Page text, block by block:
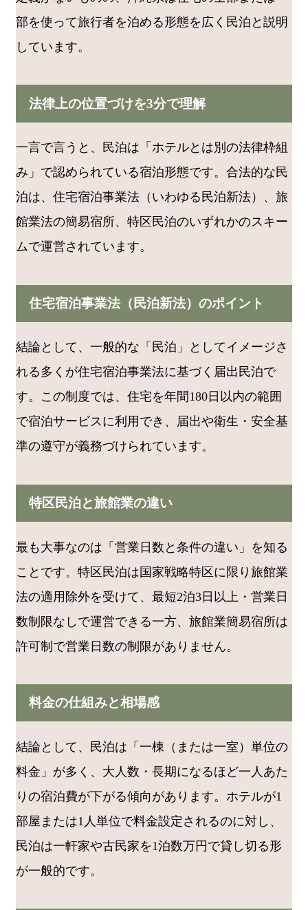
部を使って旅行者を泊める形態を広く民泊と説明
しています。
法律上の位置づけを3分で理解
一言で言うと、民泊は「ホテルとは別の法律枠組
み」で認められている宿泊形態です。合法的な民
泊は、住宅宿泊事業法（いわゆる民泊新法）、旅
館業法の簡易宿所、特区民泊のいずれかのスキー
ムで運営されています。
住宅宿泊事業法（民泊新法）のポイント
結論として、一般的な「民泊」としてイメージさ
れる多くが住宅宿泊事業法に基づく届出民泊で
す。この制度では、住宅を年間180日以内の範囲
で宿泊サービスに利用でき、届出や衛生・安全基
準の遵守が義務づけられています。
特区民泊と旅館業の違い
最も大事なのは「営業日数と条件の違い」を知る
ことです。特区民泊は国家戦略特区に限り旅館業
法の適用除外を受けて、最短2泊3日以上・営業日
数制限なしで運営できる一方、旅館業簡易宿所は
許可制で営業日数の制限がありません。
料金の仕組みと相場感
結論として、民泊は「一棟（または一室）単位の
料金」が多く、大人数・長期になるほど一人あた
りの宿泊費が下がる傾向があります。ホテルが1
部屋または1人単位で料金設定されるのに対し、
民泊は一軒家や古民家を1泊数万円で貸し切る形
が一般的です。